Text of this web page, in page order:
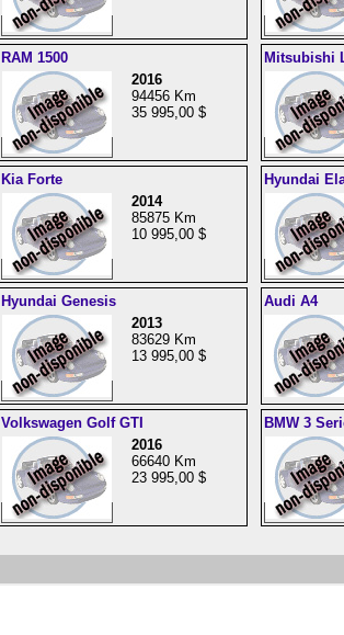
RAM 1500
2016
94456 Km
35 995,00 $
Mitsubishi
Kia Forte
2014
85875 Km
10 995,00 $
Hyundai
Hyundai Genesis
2013
83629 Km
13 995,00 $
Audi A4
Volkswagen Golf GTI
2016
66640 Km
23 995,00 $
BMW 3